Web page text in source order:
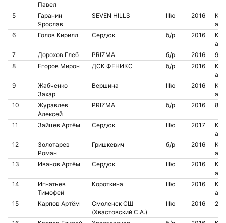
Павел
5
Гаранин
Ярослав
SEVEN HILLS IIIю 2016
6
Голов Кирилл Сердюк б/р 2016
7
Дорохов Глеб PRIZMA б/р 2016
8
Егоров Мирон ДСК ФЕНИКС б/р 2016
9
Жабченко
Захар
Вершина IIIю 2016
10
Журавлев
Алексей
PRIZMA б/р 2016
11 Зайцев Артём Сердюк IIIю 2017
12
Золотарев
Роман
Гришкевич б/р 2016
13
Иванов Артём Сердюк IIIю 2016
14
Игнатьев
Тимофей
Короткина IIIю 2016
15
Карпов Артём
Смоленск СШ
(Хвастовский С.А.)
IIIю 2016